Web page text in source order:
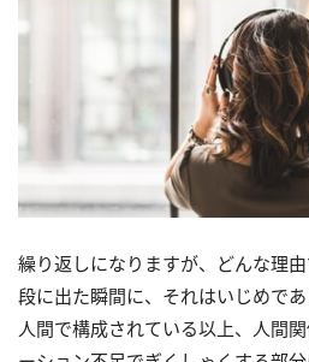
繰り返しになりますが、どんな理
段に出た瞬間に、それはいじめで
人間で構成されている以上、人間